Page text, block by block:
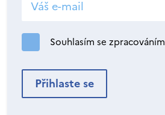
Souhlasím se zpracováním